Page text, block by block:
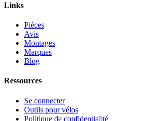
Links
Pièces
Avis
Montages
Marques
Blog
Ressources
Se connecter
Outils pour vélos
Politique de confidentialité